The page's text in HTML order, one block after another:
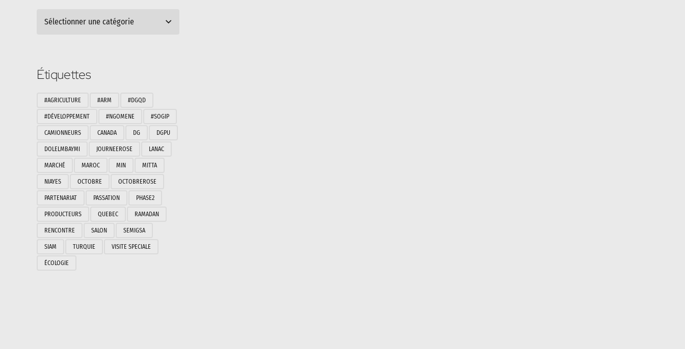
Sélectionner une catégorie
Étiquettes
#AGRICULTURE #ARM #DGQD
#DÉVELOPPEMENT #NGOMENE #SOGIP
CAMIONNEURS CANADA DG DGPU
DOLELMBAYMI JOURNEEROSE LANAC
MARCHÉ MAROC MIN MITTA
NIAYES OCTOBRE OCTOBREROSE
PARTENARIAT PASSATION PHASE2
PRODUCTEURS QUEBEC RAMADAN
RENCONTRE SALON SEMIGSA
SIAM TURQUIE VISITE SPECIALE
ÉCOLOGIE